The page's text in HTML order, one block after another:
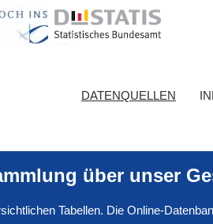
DATENQUELLEN
über unser
Tabellen. Die Online-